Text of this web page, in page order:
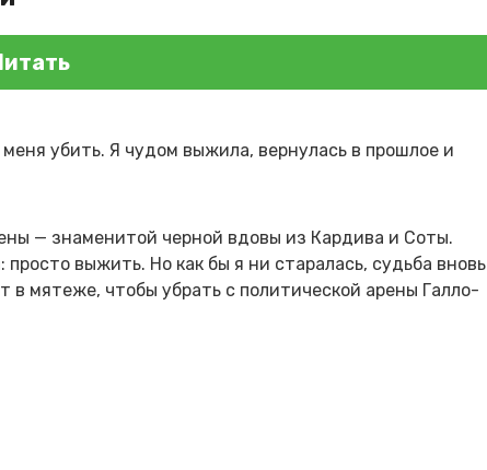
убить. Я чудом выжила, вернулась в прошлое и
— знаменитой черной вдовы из Кардива и Соты.
выжить. Но как бы я ни старалась, судьба вновь
мятеже, чтобы убрать с политической арены Галло-